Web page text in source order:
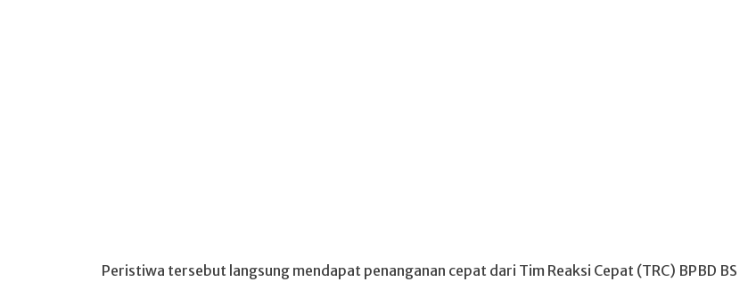
Peristiwa tersebut langsung mendapat penanganan cepat dari Tim Reaksi Cepat (TRC) BPBD BS